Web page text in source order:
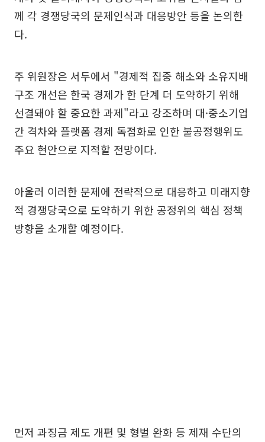
께 각 경쟁당국의 문제인식과 대응방안 등을 논의한
다.
주 위원장은 서두에서 "경제적 집중 해소와 소유지배
구조 개선은 한국 경제가 한 단계 더 도약하기 위해
선결돼야 할 중요한 과제"라고 강조하며 대·중소기업
간 격차와 플랫폼 경제 독점화로 인한 불공정행위도
주요 현안으로 지적할 전망이다.
아울러 이러한 문제에 전략적으로 대응하고 미래지향
적 경쟁당국으로 도약하기 위한 공정위의 핵심 정책
방향을 소개할 예정이다.
먼저 과징금 제도 개편 및 형벌 완화 등 제재 수단의